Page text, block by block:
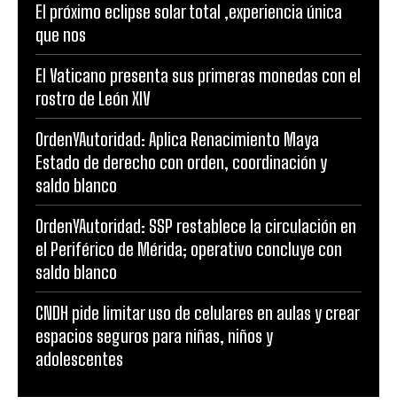
El próximo eclipse solar total ,experiencia única
que nos
El Vaticano presenta sus primeras monedas con el
rostro de León XIV
OrdenYAutoridad: Aplica Renacimiento Maya
Estado de derecho con orden, coordinación y
saldo blanco
OrdenYAutoridad: SSP restablece la circulación en
el Periférico de Mérida; operativo concluye con
saldo blanco
CNDH pide limitar uso de celulares en aulas y crear
espacios seguros para niñas, niños y
adolescentes